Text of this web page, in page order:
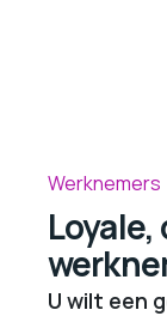
Werknemers
U wilt een